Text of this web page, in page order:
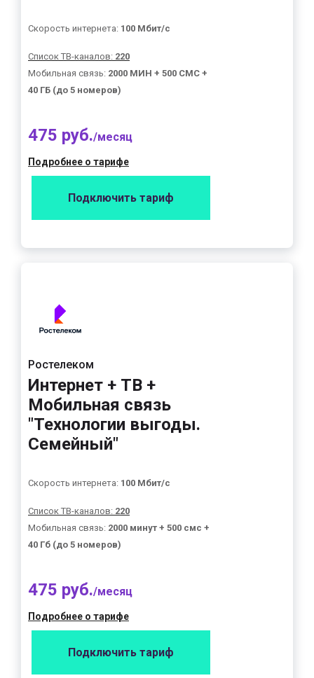
Скорость интернета: 100 Мбит/с
Список ТВ-каналов: 220
Мобильная связь: 2000 МИН + 500 СМС +
40 ГБ (до 5 номеров)
475 руб./месяц
Подробнее о тарифе
Подключить тариф
Ростелеком
Интернет + ТВ +
Мобильная связь
"Технологии выгоды.
Семейный"
Скорость интернета: 100 Мбит/с
Список ТВ-каналов: 220
Мобильная связь: 2000 минут + 500 смс +
40 Гб (до 5 номеров)
475 руб./месяц
Подробнее о тарифе
Подключить тариф